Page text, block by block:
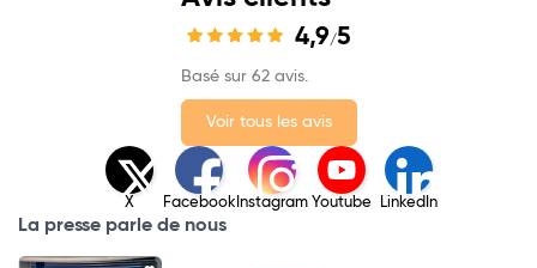
4,9/5
Basé sur 62 avis.
Voir tous les avis
X Facebook Instagram Youtube LinkedIn
La presse parle de nous